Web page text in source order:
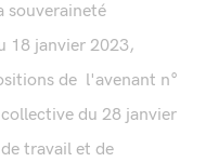
souveraineté
18 janvier 2023,
de l'avenant n°
du 28 janvier
travail et de